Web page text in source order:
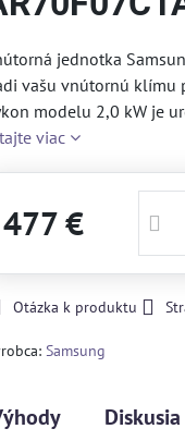
jednotka
vašu vnútornú klímu
modelu 2,0 kW je
viac
477 €
Otázka k produktu
Samsung
Diskusia